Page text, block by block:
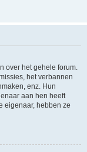
over het gehele forum.
het verbannen
enz. Hun
aan hen heeft
eigenaar, hebben ze